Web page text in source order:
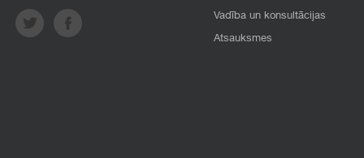
Vadība un konsultācijas
Atsauksmes